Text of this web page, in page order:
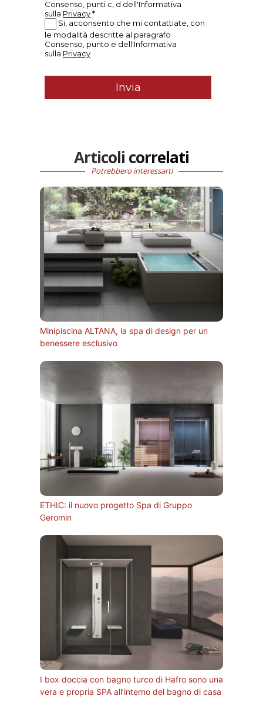
Articoli correlati
Potrebbero interessarti
Minipiscina ALTANA, la spa di design per un
benessere esclusivo
ETHIC: il nuovo progetto Spa di Gruppo
Geromin
I box doccia con bagno turco di Hafro sono una
vera e propria SPA all’interno del bagno di casa